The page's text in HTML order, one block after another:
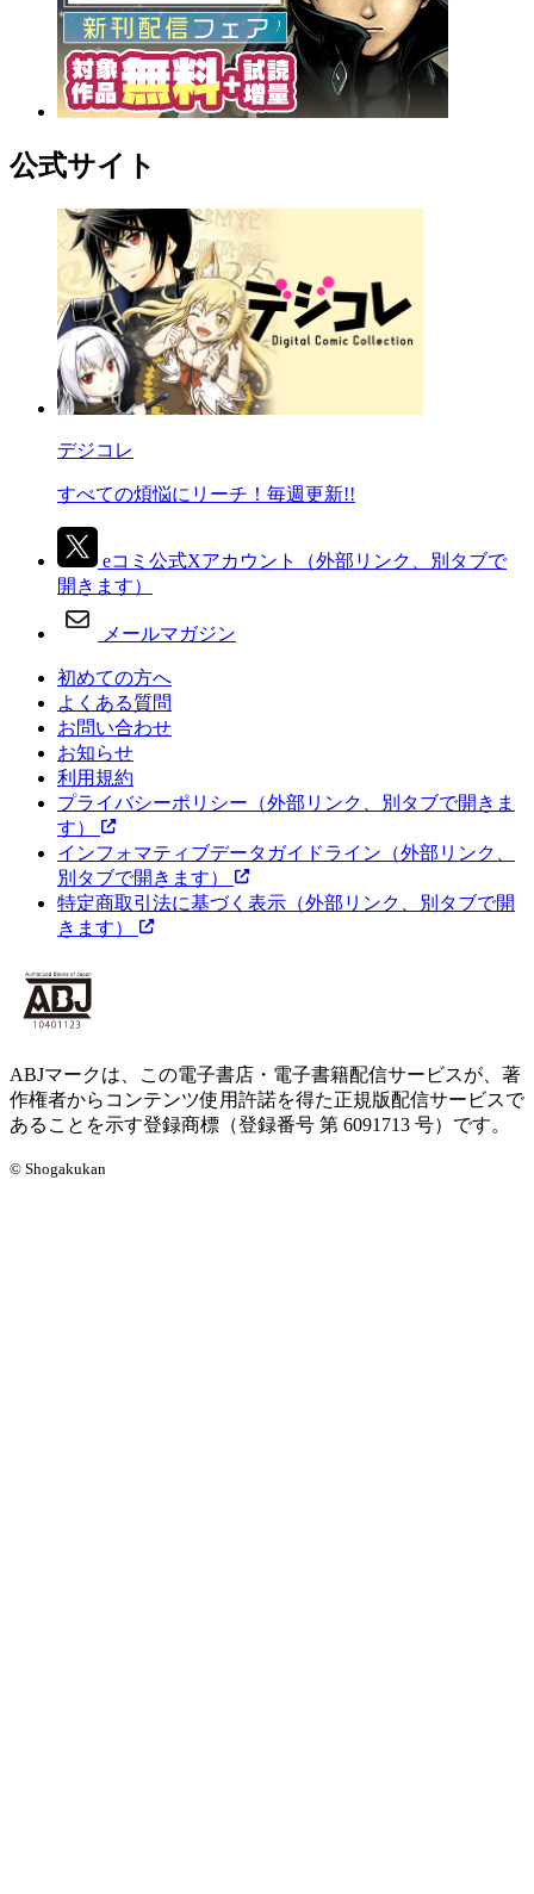
公式サイト
デジコレ
すべての煩悩にリーチ！毎週更新!!
eコミ公式Xアカウント
（外部リンク、別タブで
開きます）
メールマガジン
初めての方へ
よくある質問
お問い合わせ
お知らせ
利用規約
プライバシーポリシー （外部リンク、別タブで開きま
す）
インフォマティブデータガイドライン （外部リンク、
別タブで開きます）
特定商取引法に基づく表示 （外部リンク、別タブで開
きます）
ABJマークは、この電子書店・電子書籍配信サービスが、著
作権者からコンテンツ使用許諾を得た正規版配信サービスで
あることを示す登録商標（登録番号 第 6091713 号）です。
© Shogakukan